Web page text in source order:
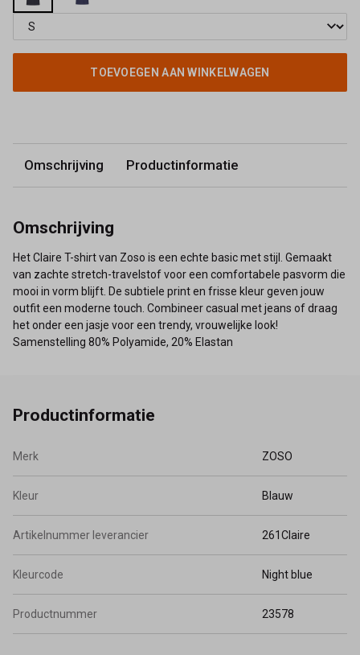
TOEVOEGEN AAN WINKELWAGEN
Omschrijving Productinformatie
Omschrijving
Het Claire T-shirt van Zoso is een echte basic met stijl. Gemaakt
van zachte stretch-travelstof voor een comfortabele pasvorm die
mooi in vorm blijft. De subtiele print en frisse kleur geven jouw
outfit een moderne touch. Combineer casual met jeans of draag
het onder een jasje voor een trendy, vrouwelijke look!
Samenstelling 80% Polyamide, 20% Elastan
Productinformatie
Merk ZOSO
Kleur Blauw
Artikelnummer leverancier 261Claire
Kleurcode Night blue
Productnummer 23578